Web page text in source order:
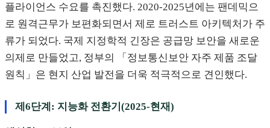
플라이언스 수요를 촉진했다. 2020-2025년에는 팬데믹으
로 원격근무가 보편화되면서 제로 트러스트 아키텍처가 주
류가 되었다. 국제 지정학적 긴장은 공급망 보안을 새로운
의제로 만들었고, 정부의 「정보통신보안 자주 제품 조달
원칙」은 현지 산업 발전을 더욱 적극적으로 견인했다.
제6단계: 지능화 전환기(2025-현재)